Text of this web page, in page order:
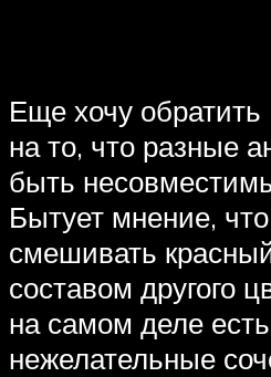
Еще хочу
на то, что разные
быть
Бытует мнение,
смешивать
составом другого
на самом деле
нежелательные